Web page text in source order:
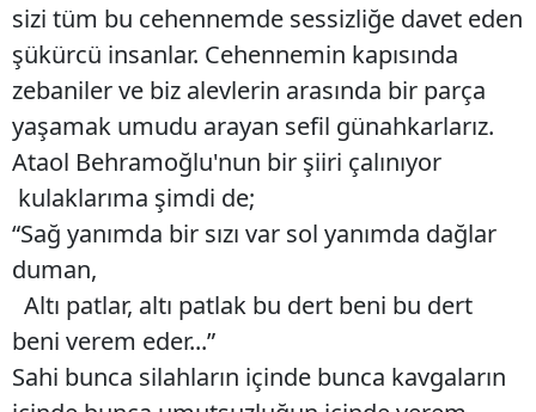
sizi tüm bu cehennemde sessizliğe davet eden
şükürcü insanlar. Cehennemin kapısında
zebaniler ve biz alevlerin arasında bir parça
yaşamak umudu arayan sefil günahkarlarız.
Ataol Behramoğlu'nun bir şiiri çalınıyor
kulaklarıma şimdi de;
“Sağ yanımda bir sızı var sol yanımda dağlar
duman,
Altı patlar, altı patlak bu dert beni bu dert
beni verem eder...”
Sahi bunca silahların içinde bunca kavgaların